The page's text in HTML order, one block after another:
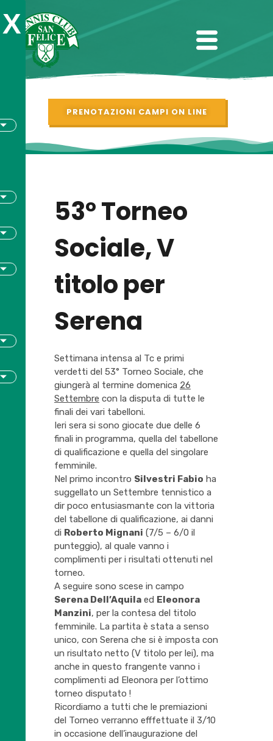
X
PRENOTAZIONI CAMPI ON LINE
53° Torneo
Sociale, V
titolo per
Serena
Settimana intensa al Tc e primi
verdetti del 53° Torneo Sociale, che
giungerà al termine domenica 26
Settembre con la disputa di tutte le
finali dei vari tabelloni.
Ieri sera si sono giocate due delle 6
finali in programma, quella del tabellone
di qualificazione e quella del singolare
femminile.
Nel primo incontro Silvestri Fabio ha
suggellato un Settembre tennistico a
dir poco entusiasmante con la vittoria
del tabellone di qualificazione, ai danni
di Roberto Mignani (7/5 – 6/0 il
punteggio), al quale vanno i
complimenti per i risultati ottenuti nel
torneo.
A seguire sono scese in campo
Serena Dell’Aquila ed Eleonora
Manzini, per la contesa del titolo
femminile. La partita è stata a senso
unico, con Serena che si è imposta con
un risultato netto (V titolo per lei), ma
anche in questo frangente vanno i
complimenti ad Eleonora per l’ottimo
torneo disputato !
Ricordiamo a tutti che le premiazioni
del Torneo verranno efffettuate il 3/10
in occasione dell’inaugurazione del